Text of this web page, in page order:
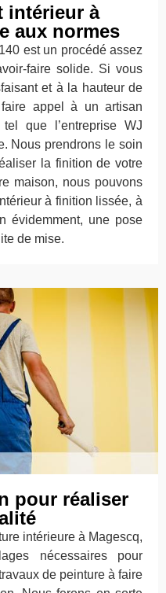
intérieur à
aux normes
est un procédé assez
faire solide. Si vous
et à la hauteur de
appel à un artisan
que l’entreprise WJ
Nous prendrons le soin
la finition de votre
maison, nous pouvons
à finition lissée, à
évidemment, une pose
de mise.
pour réaliser
intérieure à Magescq,
nécessaires pour
de peinture à faire